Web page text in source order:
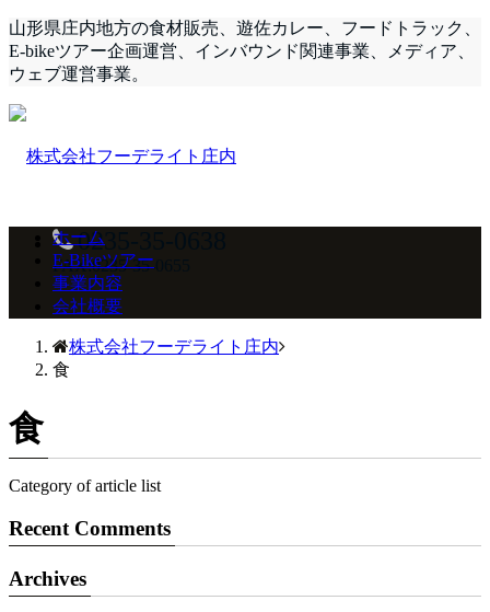
山形県庄内地方の食材販売、遊佐カレー、フードトラック、
E-bikeツアー企画運営、インバウンド関連事業、メディア、
ウェブ運営事業。
0235-35-0638
FAX:0235-35-0655
ホーム
E-Bikeツアー
事業内容
会社概要
株式会社フーデライト庄内
食
食
Category of article list
Recent Comments
Archives